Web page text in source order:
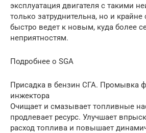
эксплуатация двигателя с такими
только затруднительна, но и крайне
быстро ведет к новым, куда более
неприятностям.
Подробнее о SGA
Присадка в бензин СГА. Промывка
инжектора
Очищает и смазывает топливные
продлевает ресурс. Улучшает
расход топлива и повышает